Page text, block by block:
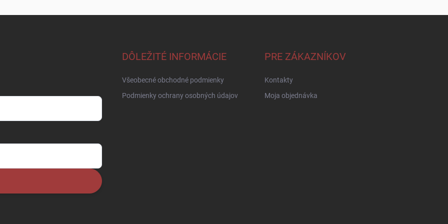
DÔLEŽITÉ INFORMÁCIE
Všeobecné obchodné podmienky
Podmienky ochrany osobných údajov
PRE ZÁKAZNÍKOV
Kontakty
Moja objednávka